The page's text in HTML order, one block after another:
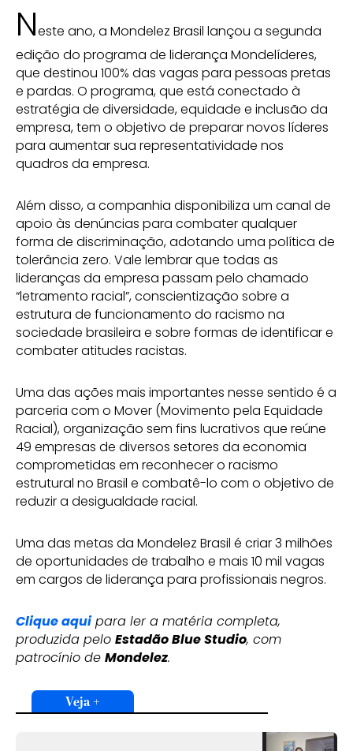
Neste ano, a Mondelez Brasil lançou a segunda
edição do programa de liderança Mondelíderes,
que destinou 100% das vagas para pessoas pretas
e pardas. O programa, que está conectado à
estratégia de diversidade, equidade e inclusão da
empresa, tem o objetivo de preparar novos líderes
para aumentar sua representatividade nos
quadros da empresa.
Além disso, a companhia disponibiliza um canal de
apoio às denúncias para combater qualquer
forma de discriminação, adotando uma política de
tolerância zero. Vale lembrar que todas as
lideranças da empresa passam pelo chamado
“letramento racial”, conscientização sobre a
estrutura de funcionamento do racismo na
sociedade brasileira e sobre formas de identificar e
combater atitudes racistas.
Uma das ações mais importantes nesse sentido é a
parceria com o Mover (Movimento pela Equidade
Racial), organização sem fins lucrativos que reúne
49 empresas de diversos setores da economia
comprometidas em reconhecer o racismo
estrutural no Brasil e combatê-lo com o objetivo de
reduzir a desigualdade racial.
Uma das metas da Mondelez Brasil é criar 3 milhões
de oportunidades de trabalho e mais 10 mil vagas
em cargos de liderança para profissionais negros.
Clique aquipara ler a matéria completa,
produzida pelo Estadão Blue Studio, com
patrocínio de Mondelez.
Veja +